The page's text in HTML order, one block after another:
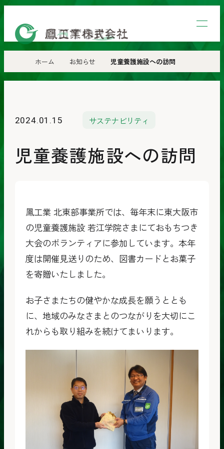
鳳
工
株
社
ホーム お知らせ 児童養護施設への訪問
2024.01.15 サステナビリティ
児童養護施設への訪問
鳳工業 北東部事業所では、毎年末に東大阪市
の児童養護施設 若江学院さまにておもちつき
大会のボランティアに参加しています。本年
度は開催見送りのため、図書カードとお菓子
を寄贈いたしました。
お子さまたちの健やかな成長を願うととも
に、地域のみなさまとのつながりを大切にこ
れからも取り組みを続けてまいります。